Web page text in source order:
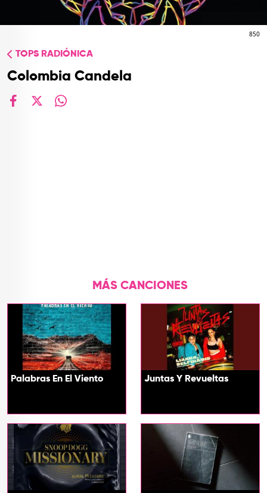
CONTACTO
850
TOPS RADIÓNICA
Colombia Candela
MÁS CANCIONES
Palabras En El Viento Juntas Y Revueltas